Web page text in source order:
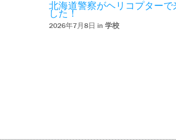
北海道警察がヘリコプターで
した！
2026年7月8日 in 学校